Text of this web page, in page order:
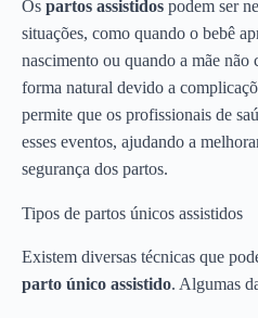
Os partos assistidos podem ser
situações, como quando o bebê
nascimento ou quando a mãe não
forma natural devido a
permite que os profissionais de
esses eventos, ajudando a
segurança dos partos.
Tipos de partos únicos assistidos
Existem diversas técnicas que
parto único assistido. Algumas